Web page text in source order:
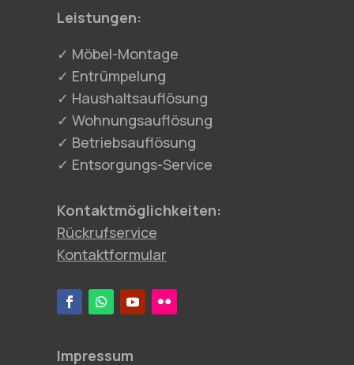
Leistungen:
✓ Möbel-Montage
✓ Entrümpelung
✓ Haushaltsauflösung
✓ Wohnungsauflösung
✓ Betriebsauflösung
✓ Entsorgungs-Service
Kontaktmöglichkeiten:
Rückrufservice
Kontaktformular
Impressum